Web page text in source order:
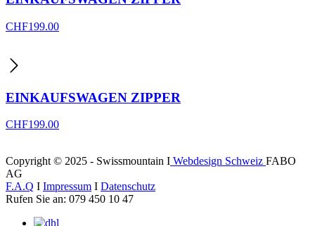
CHF199.00
EINKAUFSWAGEN ZIPPER
CHF199.00
Copyright © 2025 - Swissmountain I Webdesign Schweiz FABO
AG
F.A.Q I Impressum I Datenschutz
Rufen Sie an: 079 450 10 47